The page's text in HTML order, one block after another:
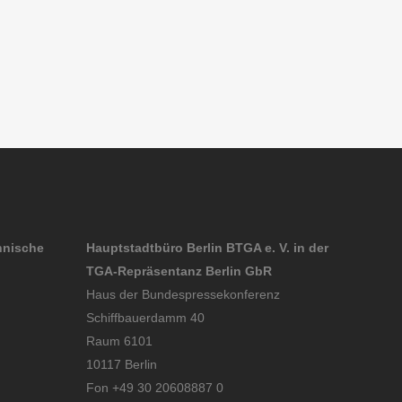
Hauptstadtbüro Berlin BTGA e. V. in der
TGA-Repräsentanz Berlin GbR
Haus der Bundespressekonferenz
Schiffbauerdamm 40
Raum 6101
10117 Berlin
Fon +49 30 20608887 0